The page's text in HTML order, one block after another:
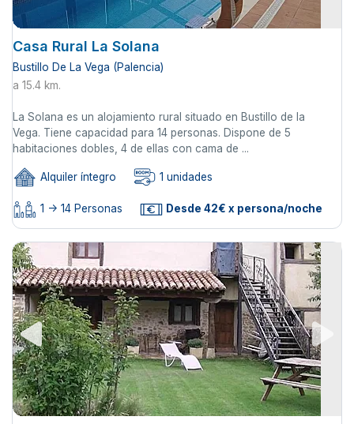
Casa Rural La Solana
Bustillo De La Vega (Palencia)
a 15.4 km.
La Solana es un alojamiento rural situado en Bustillo de la
Vega. Tiene capacidad para 14 personas. Dispone de 5
habitaciones dobles, 4 de ellas con cama de ...
Alquiler íntegro 1 unidades
1 -> 14 Personas Desde 42€ x persona/noche